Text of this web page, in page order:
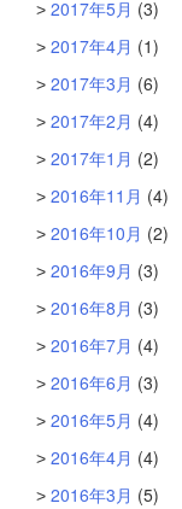
2017年5月 (3)
2017年4月 (1)
2017年3月 (6)
2017年2月 (4)
2017年1月 (2)
2016年11月 (4)
2016年10月 (2)
2016年9月 (3)
2016年8月 (3)
2016年7月 (4)
2016年6月 (3)
2016年5月 (4)
2016年4月 (4)
2016年3月 (5)